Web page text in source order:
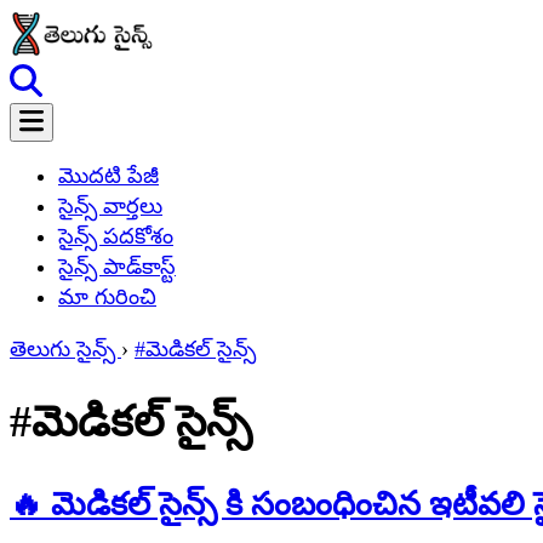
మొదటి పేజీ
సైన్స్ వార్తలు
సైన్స్ పదకోశం
సైన్స్ పాడ్‌కాస్ట్
మా గురించి
తెలుగు సైన్స్ › #మెడికల్ సైన్స్
#మెడికల్ సైన్స్
🔥 మెడికల్ సైన్స్ కి సంబంధించిన ఇటీవలి